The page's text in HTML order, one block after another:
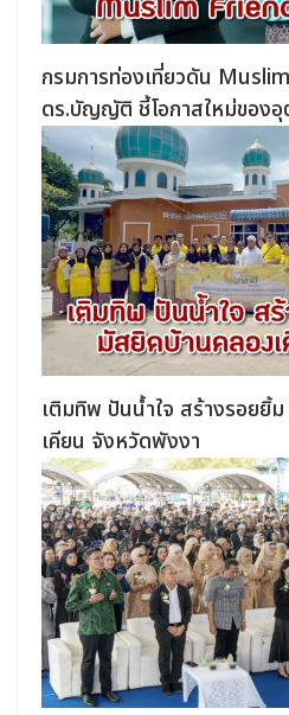
กรมการท่องเที่ยวดัน
ดร.บัญญัติ ชี้โอกาสใหม่ของอุ
เติมทิพ ปันน้ำใจ สร้างรอยยิ้
เคียน จังหวัดพังงา